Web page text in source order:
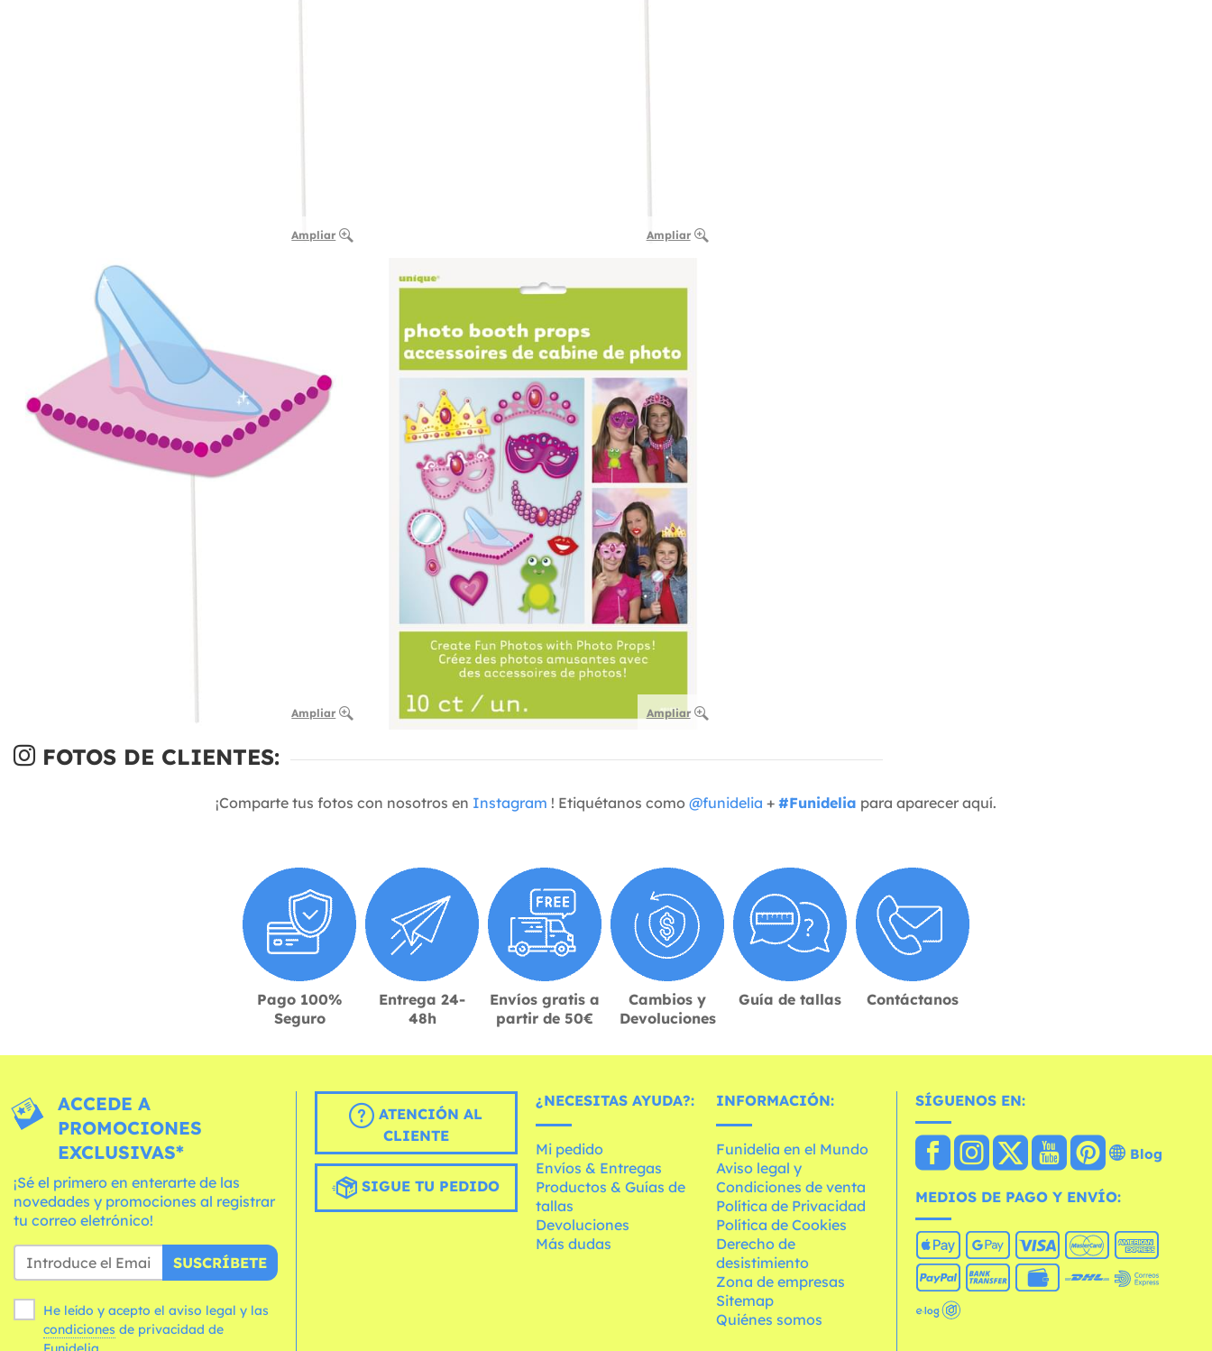
Ampliar Ampliar
Ampliar Ampliar
FOTOS DE CLIENTES:
¡Comparte tus fotos con nosotros en Instagram ! Etiquétanos como @funidelia + #Funidelia para aparecer aquí.
Pago 100%
Seguro
Entrega 24-
48h
Envíos gratis a
partir de 50€
Cambios y
Devoluciones
Guía de tallas Contáctanos
ACCEDE A
PROMOCIONES
EXCLUSIVAS*
¡Sé el primero en enterarte de las
novedades y promociones al registrar
tu correo eletrónico!
SUSCRÍBETE
He leído y acepto el aviso legal y las
condiciones
ATENCIÓN AL
CLIENTE
SIGUE TU PEDIDO
¿NECESITAS AYUDA?:
Mi pedido
Envíos & Entregas
Productos & Guías de
tallas
Devoluciones
Más dudas
INFORMACIÓN:
Funidelia en el Mundo
Aviso legal y
Condiciones de venta
Política de Privacidad
Política de Cookies
Derecho de
desistimiento
Zona de empresas
Sitemap
Quiénes somos
SÍGUENOS EN:
Blog
MEDIOS DE PAGO Y ENVÍO: